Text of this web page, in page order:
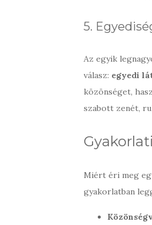
5.
Az egyik
válasz: egyedi
közönséget,
szabott zenét,
Miért éri meg
gyakorlatban